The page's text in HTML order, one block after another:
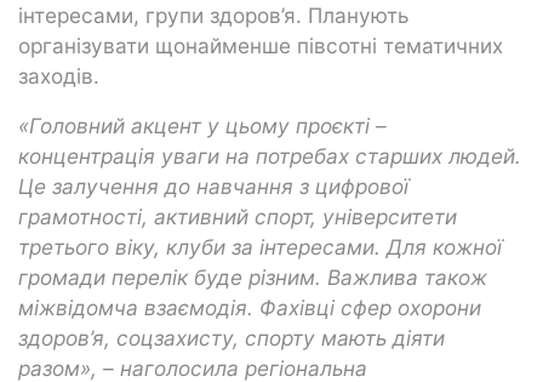
інтересами, групи здоров’я. Планують
організувати щонайменше півсотні тематичних
заходів.
«Головний акцент у цьому проєкті –
концентрація уваги на потребах старших людей.
Це залучення до навчання з цифрової
грамотності, активний спорт, університети
третього віку, клуби за інтересами. Для кожної
громади перелік буде різним. Важлива також
міжвідомча взаємодія. Фахівці сфер охорони
здоров’я, соцзахисту, спорту мають діяти
разом», – наголосила регіональна